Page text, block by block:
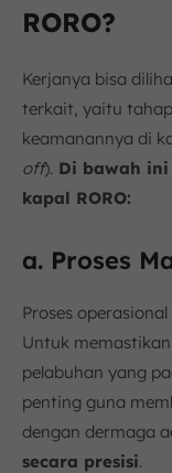
RORO?
Kerjanya bisa
terkait, yaitu
keamanannya di
off). Di bawah
kapal RORO:
a. Proses
Proses
Untuk
pelabuhan yang
penting guna
dengan dermaga
secara presisi.